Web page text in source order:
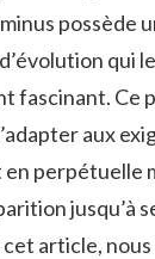
possède
qui
fascinant. Ce
aux
perpétuelle
jusqu’à
article,